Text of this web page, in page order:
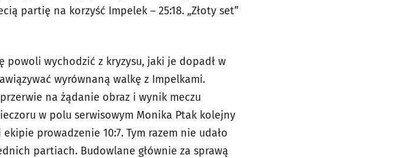
partię na korzyść Impelek – 25:18. „Złoty set”
powoli wychodzić z kryzysu, jaki je dopadł w
wyrównaną walkę z Impelkami.
na żądanie obraz i wynik meczu
w polu serwisowym Monika Ptak kolejny
prowadzenie 10:7. Tym razem nie udało
partiach. Budowlane głównie za sprawą